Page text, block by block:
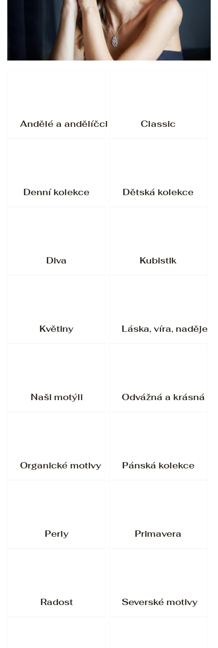
Andělé a andělíčci Classic
Denní kolekce Dětská kolekce
Diva Kubistik
Květiny Láska, víra, naděje
Naši motýli Odvážná a krásná
Organické motivy Pánská kolekce
Perly Primavera
Radost Severské motivy